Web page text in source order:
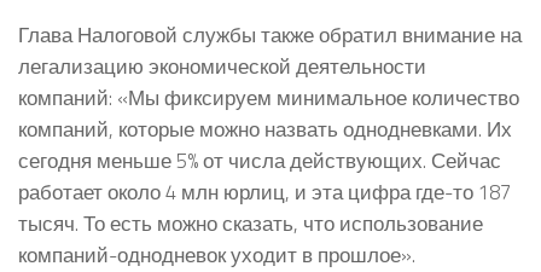
Глава Налоговой службы также обратил внимание на
легализацию экономической деятельности
компаний: «Мы фиксируем минимальное количество
компаний, которые можно назвать однодневками. Их
сегодня меньше 5% от числа действующих. Сейчас
работает около 4 млн юрлиц, и эта цифра где-то 187
тысяч. То есть можно сказать, что использование
компаний-однодневок уходит в прошлое».